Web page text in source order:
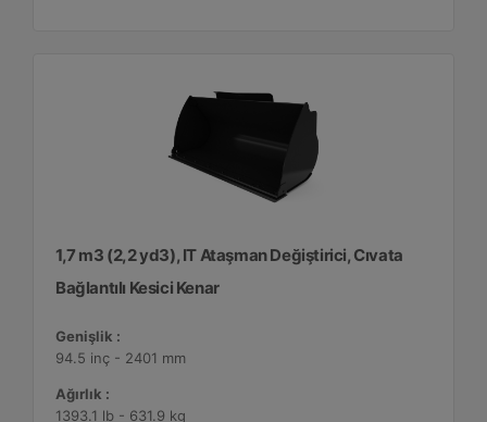
1,7 m3 (2,2 yd3), IT Ataşman Değiştirici, Cıvata
Bağlantılı Kesici Kenar
Genişlik :
94.5 inç - 2401 mm
Ağırlık :
1393.1 lb - 631.9 kg